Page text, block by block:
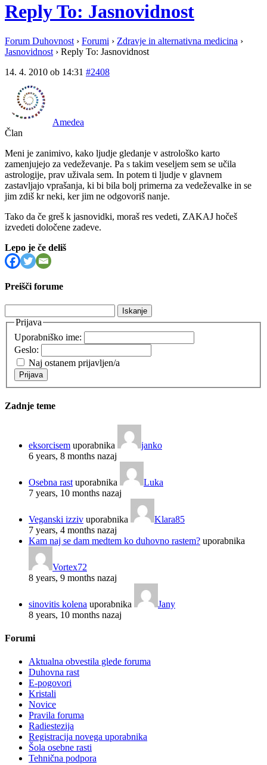
Reply To: Jasnovidnost
Forum Duhovnost › Forumi › Zdravje in alternativna medicina ›
Jasnovidnost › Reply To: Jasnovidnost
14. 4. 2010 ob 14:31 #2408
Amedea
Član
Meni je zanimivo, kako ljudje gledanje v astrološko karto
zamenjujejo za vedeževanje. Pa s takim veseljem sem se učila
astrologije, prav uživala sem. In potem ti ljudje v glavnem
zastavljajo vprašanja, ki bi bila bolj primerna za vedeževalke in se
jim zdiš kr neki, ker jim ne odgovoriš nanje.
Tako da če greš k jasnovidki, moraš res vedeti, ZAKAJ hočeš
izvedeti določene zadeve.
Lepo je če deliš
Preišči forume
Prijava
Uporabniško ime:
Geslo:
Naj ostanem prijavljen/a
Prijava
Zadnje teme
eksorcisem uporabnika
janko
6 years, 8 months nazaj
Osebna rast uporabnika
Luka
7 years, 10 months nazaj
Veganski izziv uporabnika
Klara85
7 years, 4 months nazaj
Kam naj se dam medtem ko duhovno rastem? uporabnika
Vortex72
8 years, 9 months nazaj
sinovitis kolena uporabnika
Jany
8 years, 10 months nazaj
Forumi
Aktualna obvestila glede foruma
Duhovna rast
E-pogovori
Kristali
Novice
Pravila foruma
Radiestezija
Registracija novega uporabnika
Šola osebne rasti
Tehnična podpora